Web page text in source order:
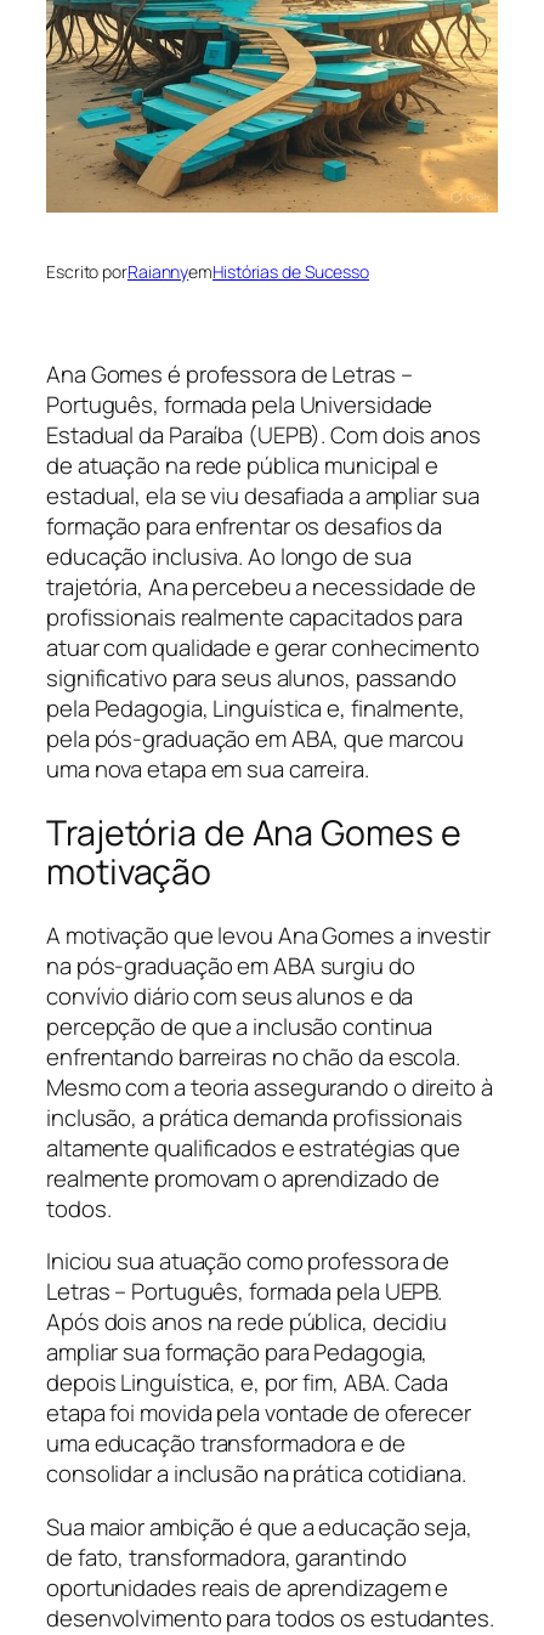
Escrito porRaiannyemHistórias de Sucesso
Ana Gomes é professora de Letras –
Português, formada pela Universidade
Estadual da Paraíba (UEPB). Com dois anos
de atuação na rede pública municipal e
estadual, ela se viu desafiada a ampliar sua
formação para enfrentar os desafios da
educação inclusiva. Ao longo de sua
trajetória, Ana percebeu a necessidade de
profissionais realmente capacitados para
atuar com qualidade e gerar conhecimento
significativo para seus alunos, passando
pela Pedagogia, Linguística e, finalmente,
pela pós-graduação em ABA, que marcou
uma nova etapa em sua carreira.
Trajetória de Ana Gomes e
motivação
A motivação que levou Ana Gomes a investir
na pós-graduação em ABA surgiu do
convívio diário com seus alunos e da
percepção de que a inclusão continua
enfrentando barreiras no chão da escola.
Mesmo com a teoria assegurando o direito à
inclusão, a prática demanda profissionais
altamente qualificados e estratégias que
realmente promovam o aprendizado de
todos.
Iniciou sua atuação como professora de
Letras – Português, formada pela UEPB.
Após dois anos na rede pública, decidiu
ampliar sua formação para Pedagogia,
depois Linguística, e, por fim, ABA. Cada
etapa foi movida pela vontade de oferecer
uma educação transformadora e de
consolidar a inclusão na prática cotidiana.
Sua maior ambição é que a educação seja,
de fato, transformadora, garantindo
oportunidades reais de aprendizagem e
desenvolvimento para todos os estudantes.